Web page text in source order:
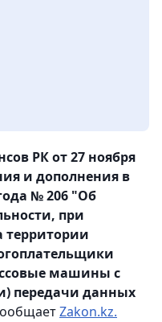
РК от 27 ноября
и дополнения в
№ 206 "Об
при
территории
машины с
передачи данных
Zakon.kz.